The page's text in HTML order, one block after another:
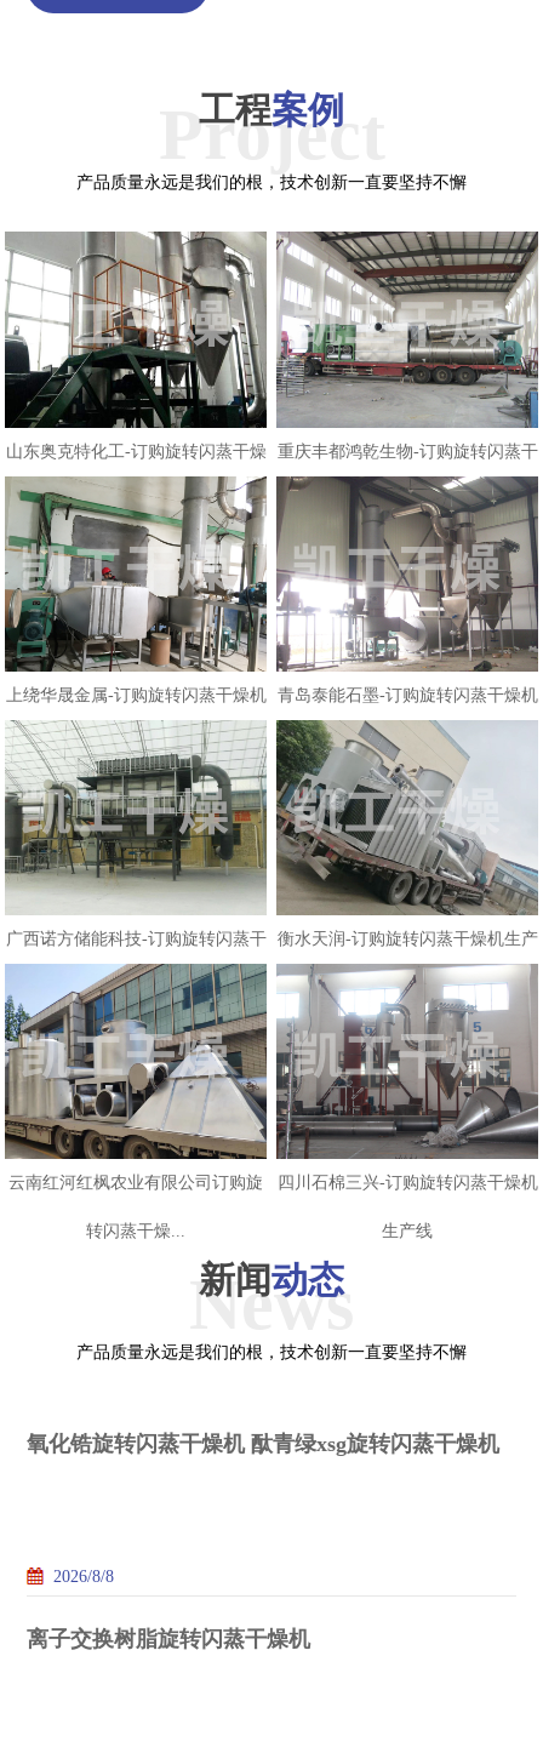
工程案例
Project
产品质量永远是我们的根，技术创新一直要坚持不懈
山东奥克特化工-订购旋转闪蒸干燥
机生产线...
重庆丰都鸿乾生物-订购旋转闪蒸干
燥机生产...
上绕华晟金属-订购旋转闪蒸干燥机
生产线
青岛泰能石墨-订购旋转闪蒸干燥机
生产线
广西诺方储能科技-订购旋转闪蒸干
燥机生产...
衡水天润-订购旋转闪蒸干燥机生产
线
云南红河红枫农业有限公司订购旋
转闪蒸干燥...
四川石棉三兴-订购旋转闪蒸干燥机
生产线
新闻动态
News
产品质量永远是我们的根，技术创新一直要坚持不懈
氧化锆旋转闪蒸干燥机 酞青绿xsg旋转闪蒸干燥机
2026/8/8
离子交换树脂旋转闪蒸干燥机